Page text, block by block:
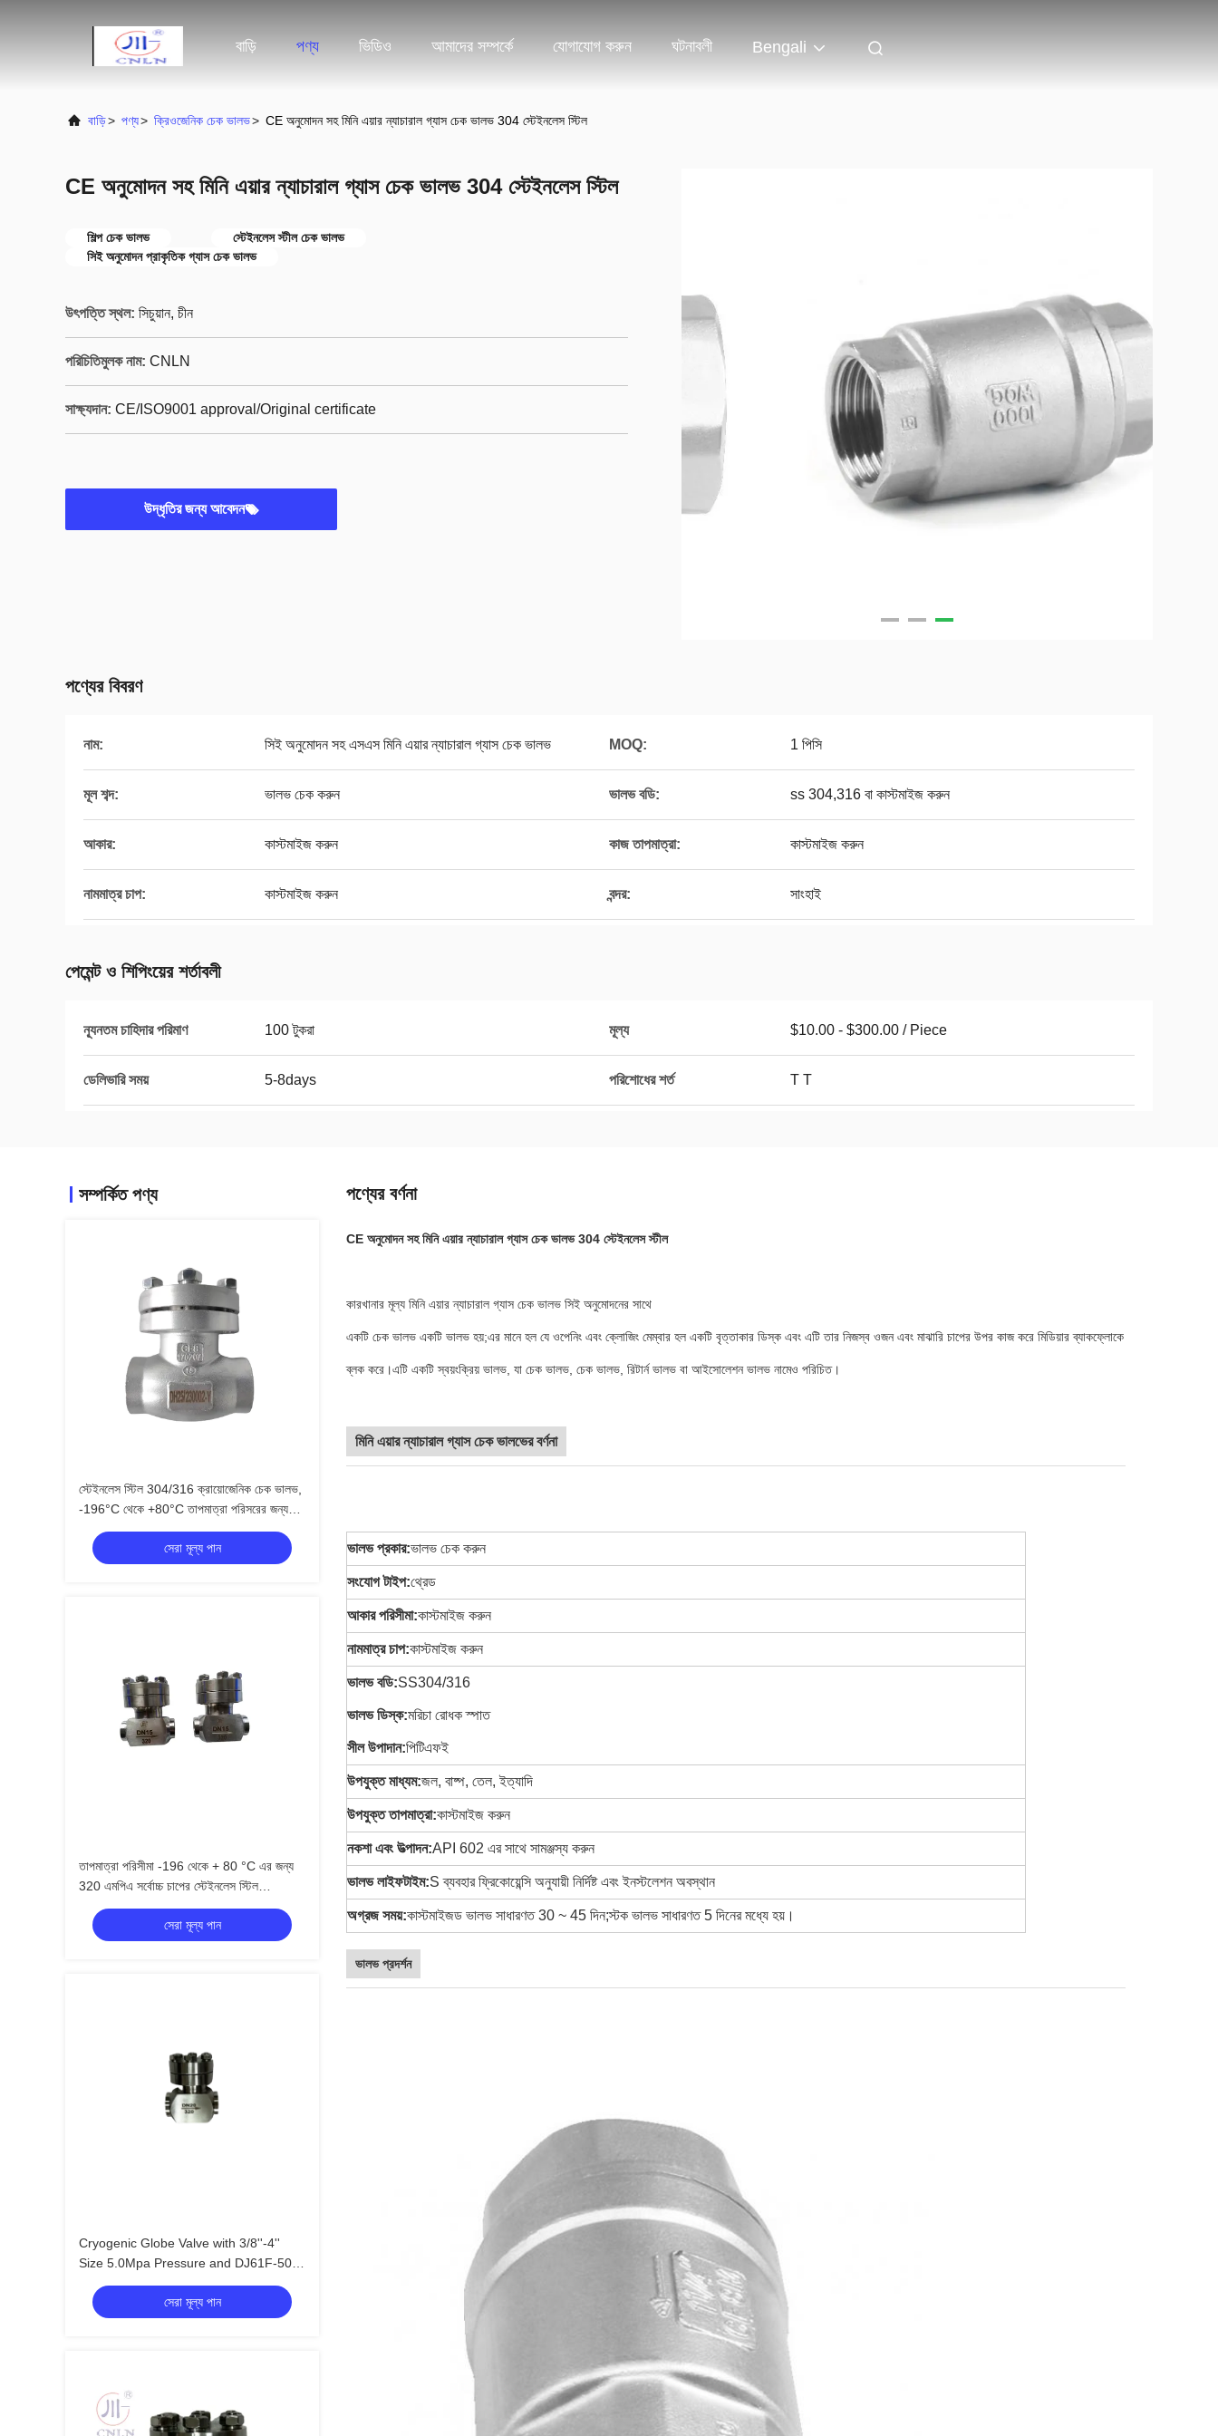
বাড়ি পণ্য ভিডিও আমাদের সম্পর্কে যোগাযোগ করুন ঘটনাবলী Bengali
বাড়ি> পণ্য> ক্রিওজেনিক চেক ভালভ> CE অনুমোদন সহ মিনি এয়ার ন্যাচারাল গ্যাস চেক ভালভ 304 স্টেইনলেস স্টিল
CE অনুমোদন সহ মিনি এয়ার ন্যাচারাল গ্যাস চেক ভালভ 304 স্টেইনলেস স্টিল
শিল্প চেক ভালভ
স্টেইনলেস স্টীল চেক ভালভ
সিই অনুমোদন প্রাকৃতিক গ্যাস চেক ভালভ
উৎপত্তি স্থল: সিচুয়ান, চীন
পরিচিতিমুলক নাম: CNLN
সাক্ষ্যদান: CE/ISO9001 approval/Original certificate
উদ্ধৃতির জন্য আবেদন
পণ্যের বিবরণ
নাম: সিই অনুমোদন সহ এসএস মিনি এয়ার ন্যাচারাল গ্যাস চেক ভালভ MOQ: 1 পিসি
মূল শব্দ: ভালভ চেক করুন ভালভ বডি: ss 304,316 বা কাস্টমাইজ করুন
আকার: কাস্টমাইজ করুন কাজ তাপমাত্রা: কাস্টমাইজ করুন
নামমাত্র চাপ: কাস্টমাইজ করুন বন্দর: সাংহাই
পেমেন্ট ও শিপিংয়ের শর্তাবলী
ন্যূনতম চাহিদার পরিমাণ 100 টুকরা মূল্য $10.00 - $300.00 / Piece
ডেলিভারি সময় 5-8days পরিশোধের শর্ত T T
সম্পর্কিত পণ্য
স্টেইনলেস স্টিল 304/316 ক্রায়োজেনিক চেক ভালভ,
-196°C থেকে +80°C তাপমাত্রা পরিসরের জন্য
5.0Mpa সর্বাধিক চাপ সহ
সেরা মূল্য পান
তাপমাত্রা পরিসীমা -196 থেকে + 80 °C এর জন্য
320 এমপিএ সর্বোচ্চ চাপের স্টেইনলেস স্টিল
304/316 এর সাথে ক্রায়োজেনিক চেক ভালভ
সেরা মূল্য পান
Cryogenic Globe Valve with 3/8''-4''
Size 5.0Mpa Pressure and DJ61F-50P
Model for LNG/LOX Applications
সেরা মূল্য পান
পণ্যের বর্ণনা
CE অনুমোদন সহ মিনি এয়ার ন্যাচারাল গ্যাস চেক ভালভ 304 স্টেইনলেস স্টীল
কারখানার মূল্য মিনি এয়ার ন্যাচারাল গ্যাস চেক ভালভ সিই অনুমোদনের সাথে
একটি চেক ভালভ একটি ভালভ হয়;এর মানে হল যে ওপেনিং এবং ক্লোজিং মেম্বার হল একটি বৃত্তাকার ডিস্ক এবং এটি তার নিজস্ব ওজন এবং মাঝারি চাপের উপর কাজ করে মিডিয়ার ব্যাকফ্লোকে
ব্লক করে।এটি একটি স্বয়ংক্রিয় ভালভ, যা চেক ভালভ, চেক ভালভ, রিটার্ন ভালভ বা আইসোলেশন ভালভ নামেও পরিচিত।
মিনি এয়ার ন্যাচারাল গ্যাস চেক ভালভের বর্ণনা
ভালভ প্রকার:ভালভ চেক করুন
সংযোগ টাইপ:থ্রেড
আকার পরিসীমা:কাস্টমাইজ করুন
নামমাত্র চাপ:কাস্টমাইজ করুন
ভালভ বডি:SS304/316
ভালভ ডিস্ক:মরিচা রোধক স্পাত
সীল উপাদান:পিটিএফই
উপযুক্ত মাধ্যম:জল, বাষ্প, তেল, ইত্যাদি
উপযুক্ত তাপমাত্রা:কাস্টমাইজ করুন
নকশা এবং উত্পাদন:API 602 এর সাথে সামঞ্জস্য করুন
ভালভ লাইফটাইম:S ব্যবহার ফ্রিকোয়েন্সি অনুযায়ী নির্দিষ্ট এবং ইনস্টলেশন অবস্থান
অগ্রজ সময়:কাস্টমাইজড ভালভ সাধারণত 30 ~ 45 দিন;স্টক ভালভ সাধারণত 5 দিনের মধ্যে হয়।
ভালভ প্রদর্শন